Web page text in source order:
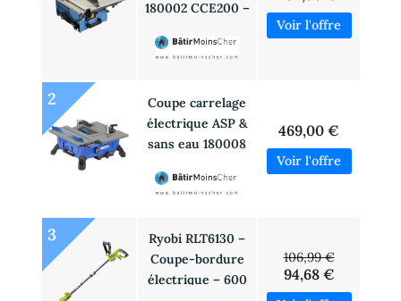
180002 CCE200 –
2
Coupe carrelage
électrique ASP &
sans eau 180008
MEJIX
469,00 €
3
Ryobi RLT6130 –
Coupe-bordure
électrique – 600
106,99 €
94,68 €